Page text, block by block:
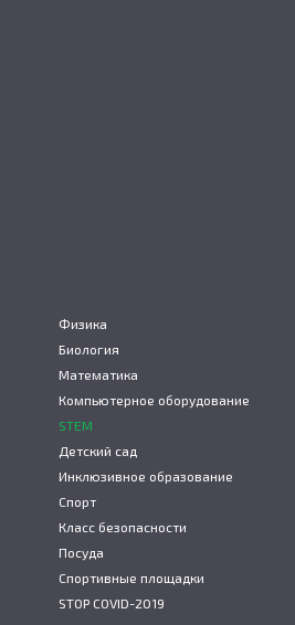
Физика
Биология
Математика
Компьютерное оборудование
STEM
Детский сад
Инклюзивное образование
Спорт
Класс безопасности
Посуда
Спортивные площадки
STOP COVID-2019